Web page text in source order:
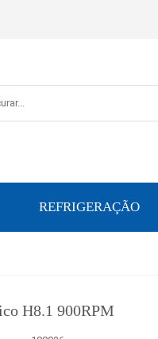
REFRIGERAÇÃO
H8.1 900RPM